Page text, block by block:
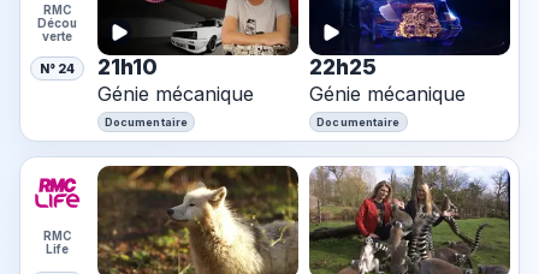
RMC
Décou
verte
N° 24 21h10
Génie mécanique
Documentaire
22h25
Génie mécanique
Documentaire
RMC
Life